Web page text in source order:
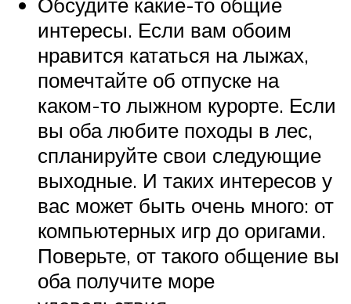
интересы. Если вам обоим
нравится кататься на лыжах,
помечтайте об отпуске на
каком-то лыжном курорте. Если
вы оба любите походы в лес,
спланируйте свои следующие
выходные. И таких интересов у
вас может быть очень много: от
компьютерных игр до оригами.
Поверьте, от такого общение вы
оба получите море